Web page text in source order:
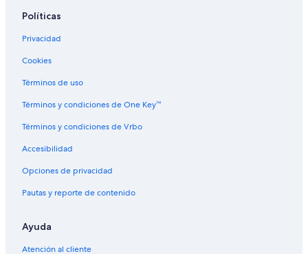
Hoteles cerca de Pista de patinaje sobre hielo Fernie Memorial
Arena
Hoteles en Windermere
Políticas
Privacidad
Cookies
Términos de uso
Términos y condiciones de One Key™
Términos y condiciones de Vrbo
Accesibilidad
Opciones de privacidad
Pautas y reporte de contenido
Ayuda
Atención al cliente